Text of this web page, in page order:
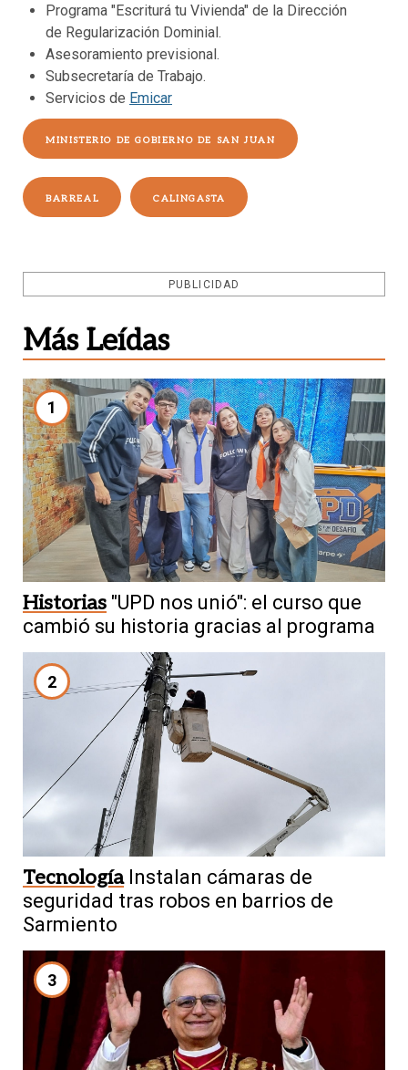
Programa "Escriturá tu Vivienda" de la Dirección
de Regularización Dominial.
Asesoramiento previsional.
Subsecretaría de Trabajo.
Servicios de Emicar
MINISTERIO DE GOBIERNO DE SAN JUAN
BARREAL CALINGASTA
PUBLICIDAD
Más Leídas
1
Historias "UPD nos unió": el curso que
cambió su historia gracias al programa
2
Tecnología Instalan cámaras de
seguridad tras robos en barrios de
Sarmiento
3